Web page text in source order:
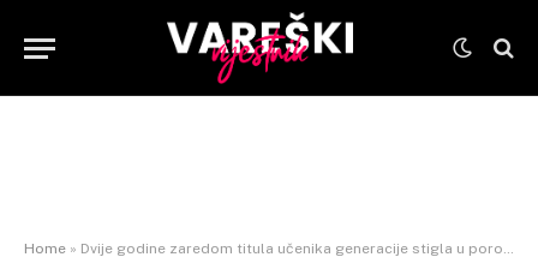
Home » Dvije godine zaredom titula učenika generacije stigla u porodicu Šimić iz Vareša